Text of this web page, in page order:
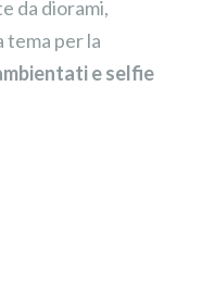
da diorami,
tema per la
e selfie